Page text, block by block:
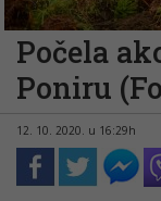
Počela
Poniru
12. 10. 2020. u 16:29h